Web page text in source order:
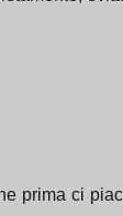
prima ci